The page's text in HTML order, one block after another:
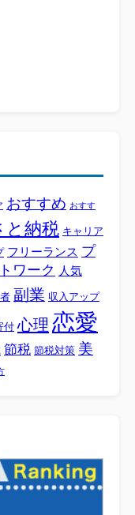
おすすめ おすす
と納税 キャリア
フリーランス プ
ワーク 人気
副業 収入アップ
付 心理 恋愛
節税 節税対策 美